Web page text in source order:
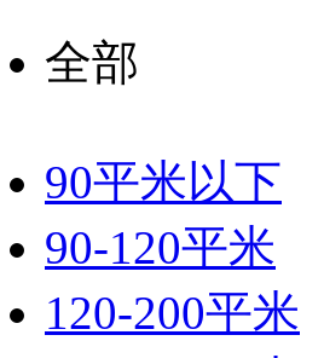
全部
90平米以下
90-120平米
120-200平米